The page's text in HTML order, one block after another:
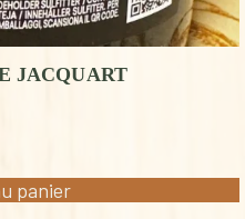
JACQUART
panier